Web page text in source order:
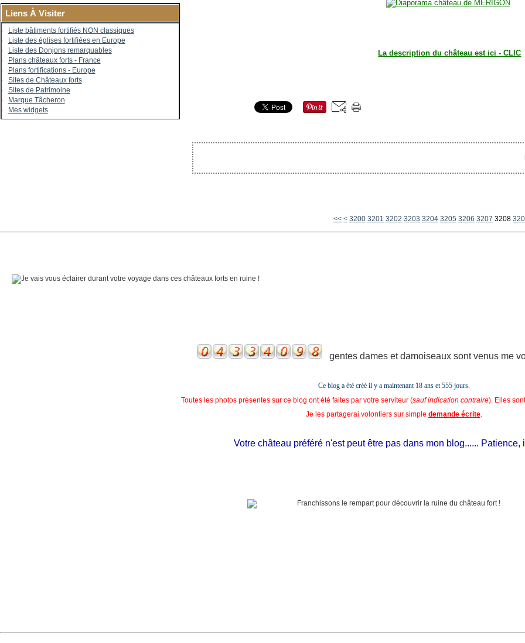
Liens À Visiter
Liste bâtiments fortifiés NON classiques
Liste des églises fortifiées en Europe
Liste des Donjons remarquables
Plans châteaux forts - France
Plans fortifications - Europe
Sites de Châteaux forts
Sites de Patrimoine
Marque Tâcheron
Mes widgets
La description du château est ici - CLIC
<< < 3200 3201 3202 3203 3204 3205 3206 3207 3208
gentes dames et damoiseaux sont venus me
Ce blog a été créé il y a maintenant 18 ans et555 jours.
Toutes les photos présentes sur ce blog ont été faites par votre serviteur (sauf indication contraire). Elles
Je les partagerai volontiers sur simple demande écrite.
Votre château préféré n'est peut être pas dans mon blog...... Patience,